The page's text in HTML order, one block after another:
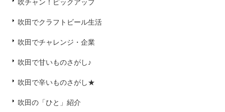
吹チャン！ピックアップ
吹田でクラフトビール生活
吹田でチャレンジ・企業
吹田で甘いものさがし♪
吹田で辛いものさがし★
吹田の「ひと」紹介